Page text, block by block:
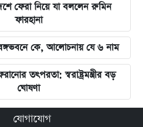
ফেরা নিয়ে যা বললেন রুমিন
ফারহানা
কে, আলোচনায় যে ৬ নাম
তৎপরতা: স্বরাষ্ট্রমন্ত্রীর বড়
ঘোষণা
যোগাযোগ